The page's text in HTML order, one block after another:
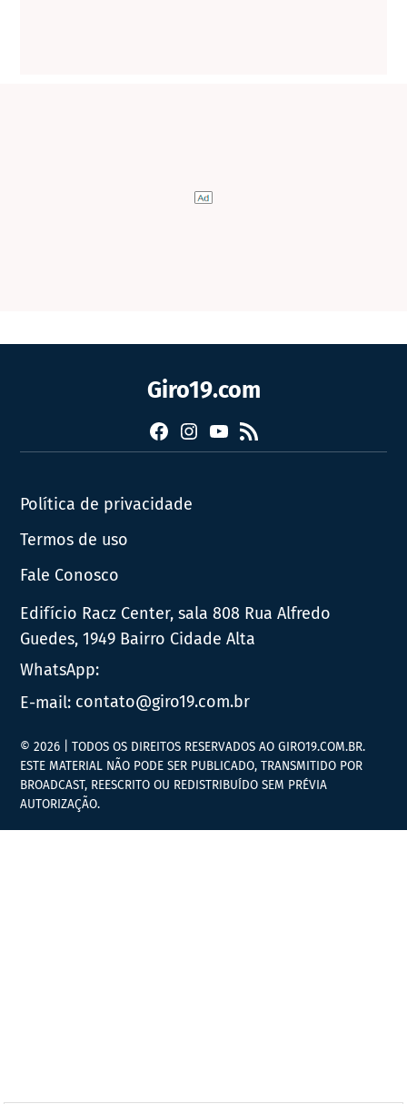
Giro19.com
FacebookInstagram
YouTube
RSS
Política de privacidade
Termos de uso
Fale Conosco
Edifício Racz Center, sala 808 Rua Alfredo
Guedes, 1949 Bairro Cidade Alta
WhatsApp:
E-mail: contato@giro19.com.br
© 2026 | TODOS OS DIREITOS RESERVADOS AO GIRO19.COM.BR.
ESTE MATERIAL NÃO PODE SER PUBLICADO, TRANSMITIDO POR
BROADCAST, REESCRITO OU REDISTRIBUÍDO SEM PRÉVIA
AUTORIZAÇÃO.